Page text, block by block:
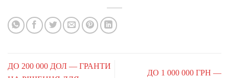
ДО 200 000 ДОЛ — ГРАНТИ
ДО 1 000 000 ГРН —